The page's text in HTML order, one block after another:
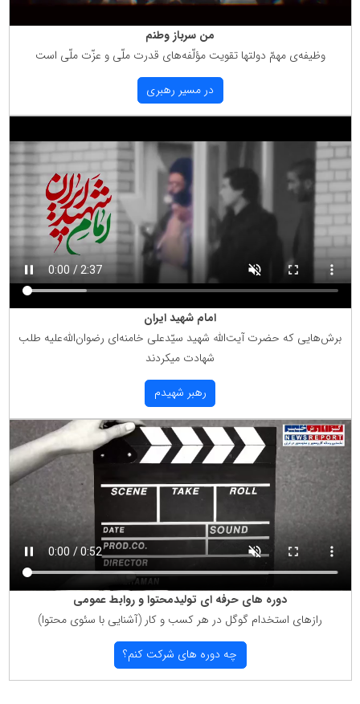
من سرباز وطنم
وظیفه‌ی مهمّ دولتها تقویت مؤلّفه‌های قدرت ملّی و عزّت ملّی است
در مسیر رهبری
امام شهید ایران
برش‌هایی كه حضرت آیت‌الله شهید سیّدعلی خامنه‌ای رضوان‌الله‌علیه طلب
شهادت میكردند
رهبر شهیدم
دوره های حرفه ای تولیدمحتوا و روابط عمومی
رازهای استخدام گوگل در هر كسب و كار (آشنایی با سئوی محتوا)
چه دوره های شركت كنم؟